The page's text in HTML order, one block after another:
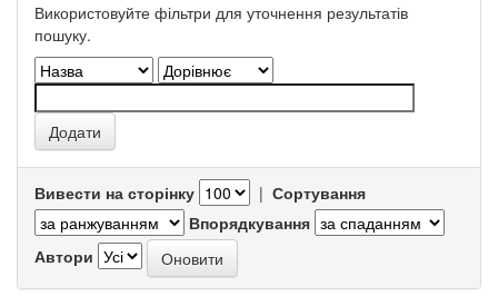
Використовуйте фільтри для уточнення результатів
пошуку.
Вивести на сторінку | Сортування
Впорядкування
Автори